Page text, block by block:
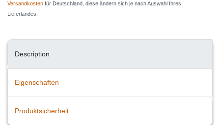
Versandkosten für Deutschland, diese ändern sich je nach Auswahl Ihres
Lieferlandes.
Description
Eigenschaften
Produktsicherheit